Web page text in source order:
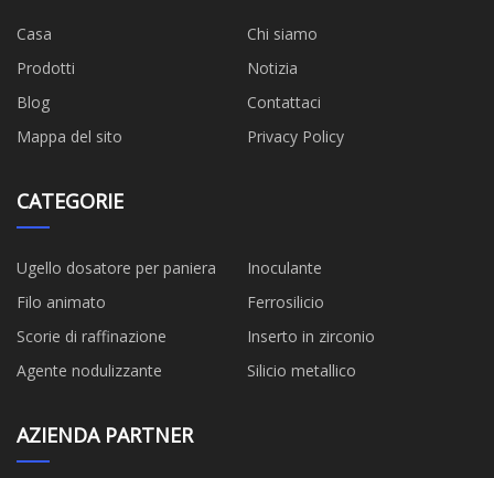
Casa
Chi siamo
Prodotti
Notizia
Blog
Contattaci
Mappa del sito
Privacy Policy
CATEGORIE
Ugello dosatore per paniera
Inoculante
Filo animato
Ferrosilicio
Scorie di raffinazione
Inserto in zirconio
Agente nodulizzante
Silicio metallico
AZIENDA PARTNER